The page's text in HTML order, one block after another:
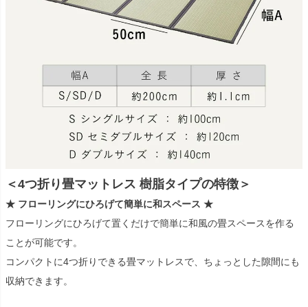
＜4つ折り畳マットレス 樹脂タイプの特徴＞
★ フローリングにひろげて簡単に和スペース ★
フローリングにひろげて置くだけで簡単に和風の畳スペースを作る
ことが可能です。
コンパクトに4つ折りできる畳マットレスで、ちょっとした隙間にも
収納できます。